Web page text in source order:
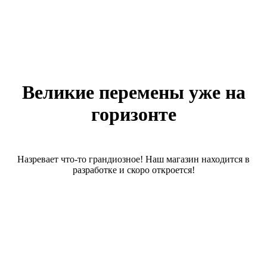
Великие перемены уже на
горизонте
Назревает что-то грандиозное! Наш магазин находится в
разработке и скоро откроется!